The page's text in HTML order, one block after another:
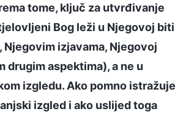
tome, ključ za utvrđivanje
Bog leži u Njegovoj biti
Njegovim izjavama, Njegovoj
drugim aspektima), a ne u
izgledu. Ako pomno istražuje
izgled i ako uslijed toga